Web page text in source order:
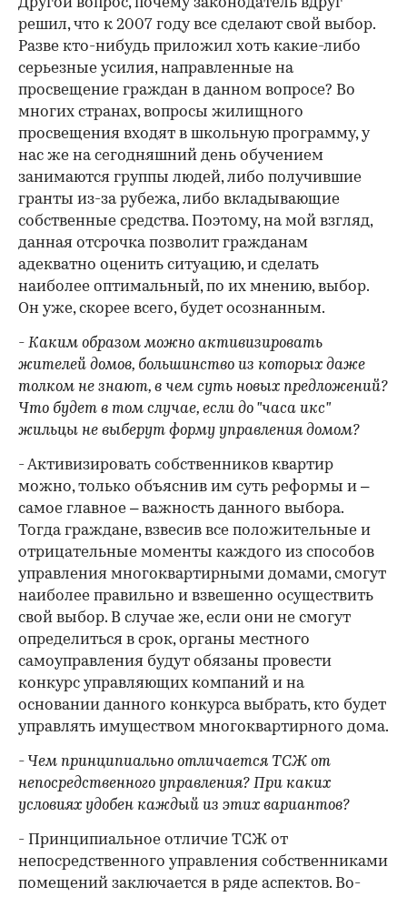
Другой вопрос, почему законодатель вдруг
решил, что к 2007 году все сделают свой выбор.
Разве кто-нибудь приложил хоть какие-либо
серьезные усилия, направленные на
просвещение граждан в данном вопросе? Во
многих странах, вопросы жилищного
просвещения входят в школьную программу, у
нас же на сегодняшний день обучением
занимаются группы людей, либо получившие
гранты из-за рубежа, либо вкладывающие
собственные средства. Поэтому, на мой взгляд,
данная отсрочка позволит гражданам
адекватно оценить ситуацию, и сделать
наиболее оптимальный, по их мнению, выбор.
Он уже, скорее всего, будет осознанным.
- Каким образом можно активизировать
жителей домов, большинство из которых даже
толком не знают, в чем суть новых предложений?
Что будет в том случае, если до "часа икс"
жильцы не выберут форму управления домом?
- Активизировать собственников квартир
можно, только объяснив им суть реформы и –
самое главное – важность данного выбора.
Тогда граждане, взвесив все положительные и
отрицательные моменты каждого из способов
управления многоквартирными домами, смогут
наиболее правильно и взвешенно осуществить
свой выбор. В случае же, если они не смогут
определиться в срок, органы местного
самоуправления будут обязаны провести
конкурс управляющих компаний и на
основании данного конкурса выбрать, кто будет
управлять имуществом многоквартирного дома.
- Чем принципиально отличается ТСЖ от
непосредственного управления? При каких
условиях удобен каждый из этих вариантов?
- Принципиальное отличие ТСЖ от
непосредственного управления собственниками
помещений заключается в ряде аспектов. Во-